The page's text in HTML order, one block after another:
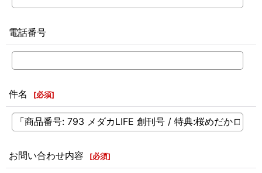
電話番号
件名 [必須]
お問い合わせ内容 [必須]